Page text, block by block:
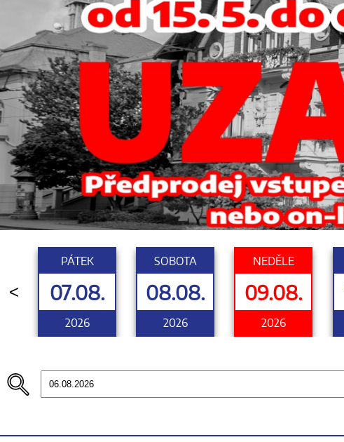
<
PÁTEK
07.08.
2026
SOBOTA
08.08.
2026
NEDĚLE
09.08.
2026